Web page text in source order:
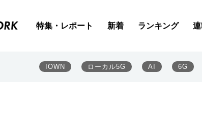
特集・レポート 新着 ランキング
IOWN ローカル5G AI 6G